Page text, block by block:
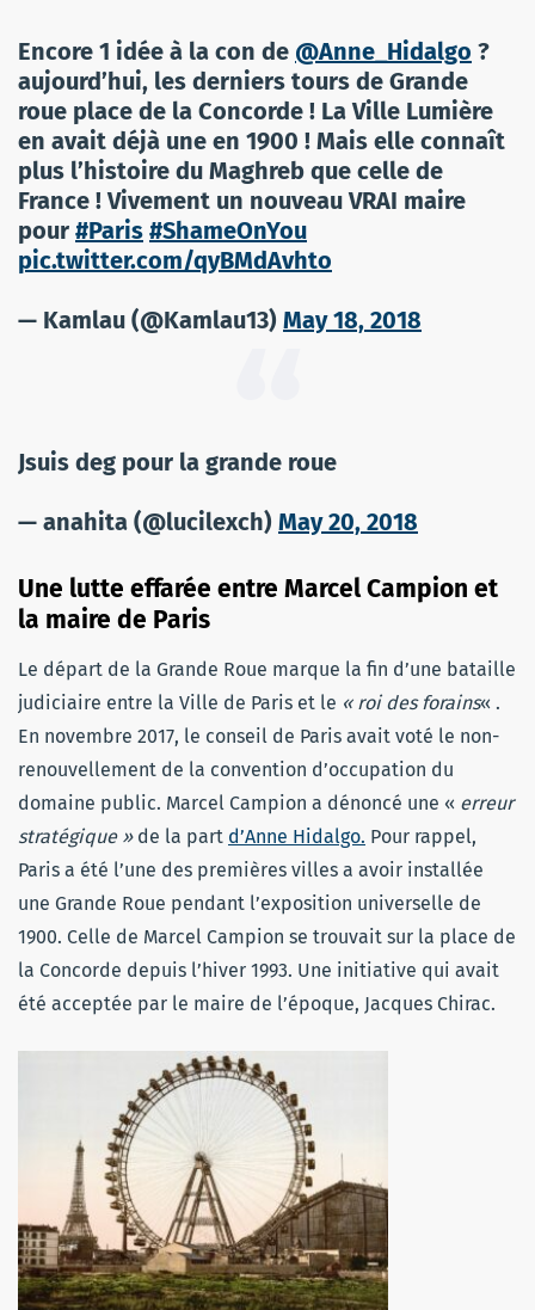
Encore 1 idée à la con de @Anne_Hidalgo ?
aujourd’hui, les derniers tours de Grande
roue place de la Concorde ! La Ville Lumière
en avait déjà une en 1900 ! Mais elle connaît
plus l’histoire du Maghreb que celle de
France ! Vivement un nouveau VRAI maire
pour #Paris #ShameOnYou
pic.twitter.com/qyBMdAvhto
— Kamlau (@Kamlau13) May 18, 2018
Jsuis deg pour la grande roue
— anahita (@lucilexch) May 20, 2018
Une lutte effarée entre Marcel Campion et
la maire de Paris
Le départ de la Grande Roue marque la fin d’une bataille
judiciaire entre la Ville de Paris et le « roi des forains« .
En novembre 2017, le conseil de Paris avait voté le non-
renouvellement de la convention d’occupation du
domaine public. Marcel Campion a dénoncé une « erreur
stratégique »de la part d’Anne Hidalgo. Pour rappel,
Paris a été l’une des premières villes a avoir installée
une Grande Roue pendant l’exposition universelle de
1900. Celle de Marcel Campion se trouvait sur la place de
la Concorde depuis l’hiver 1993. Une initiative qui avait
été acceptée par le maire de l’époque, Jacques Chirac.